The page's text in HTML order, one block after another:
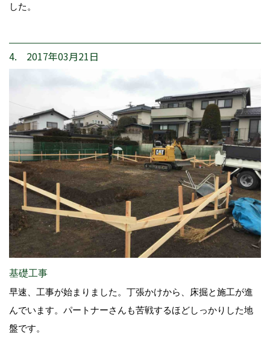
した。
4. 2017年03月21日
基礎工事
早速、工事が始まりました。丁張かけから、床掘と施工が進
んでいます。パートナーさんも苦戦するほどしっかりした地
盤です。